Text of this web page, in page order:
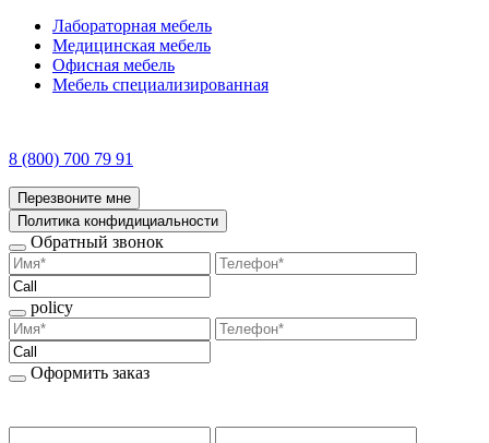
Лабораторная мебель
Медицинская мебель
Офисная мебель
Мебель специализированная
8 (800) 700 79 91
Перезвоните мне
Политика конфидициальности
Обратный звонок
policy
Оформить заказ